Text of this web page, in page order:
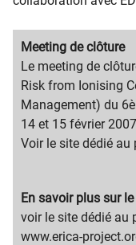
Migration
content
title
Meeting de clôture
Migration
content
text
Le meeting de
Risk from Ionising
Management) du
14 et 15 février
Voir le site dédié
Migration
content
title
En savoir plus sur
Migration
content
voir le site dédié au
www.erica-